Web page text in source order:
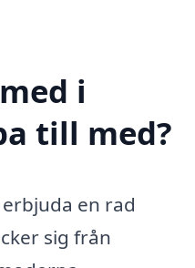
i
till med?
en rad
sig från